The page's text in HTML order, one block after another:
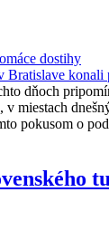
dostihy
dňoch
v miestach
pokusom o